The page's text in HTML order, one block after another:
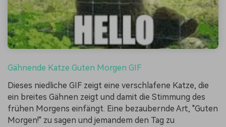
Gähnende Katze Guten Morgen GIF
Dieses niedliche GIF zeigt eine verschlafene Katze, die
ein breites Gähnen zeigt und damit die Stimmung des
frühen Morgens einfängt. Eine bezaubernde Art, "Guten
Morgen!" zu sagen und jemandem den Tag zu